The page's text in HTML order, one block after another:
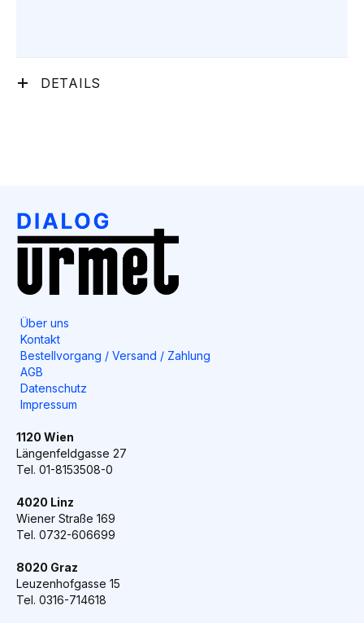
DETAILS
Über uns
Kontakt
Bestellvorgang / Versand / Zahlung
AGB
Datenschutz
Impressum
1120 Wien
Längenfeldgasse 27
Tel. 01-8153508-0
4020 Linz
Wiener Straße 169
Tel. 0732-606699
8020 Graz
Leuzenhofgasse 15
Tel. 0316-714618